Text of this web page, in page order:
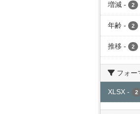
増減 - 2
年齢 - 2
推移 - 2
フォー
XLSX - 2